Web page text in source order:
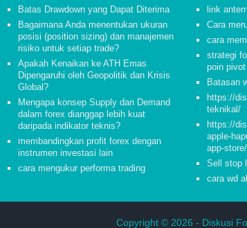
Batas Drawdown yang Dapat Diterima
Bagaimana Anda menentukan ukuran
posisi (position sizing) dan manajemen
risiko untuk setiap trade?
Apakah Kenaikan ke ATH Emas
Dipengaruhi oleh Geopolitik dan Krisis
Global?
Mengapa konsep Supply dan Demand
dalam forex dianggap lebih kuat
daripada indikator teknis?
membandingkan profit forex dengan
instrumen investasi lain
cara mengukur performa trading
link
Cara
cara
strategi
poin pivot
Batasan
https://
teknikal/
https://
apple-
app-store/
Sell stop
cara wd
Copyright © 2026 - Diskusi